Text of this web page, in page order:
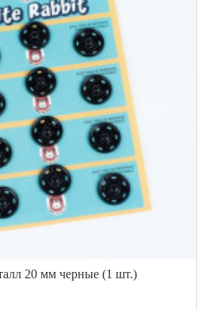
20 мм черные (1 шт.)